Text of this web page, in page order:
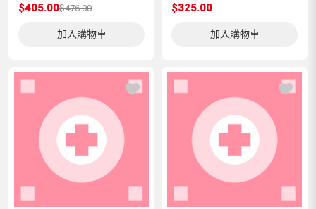
$405.00$476.00
加入購物車
$325.00
加入購物車